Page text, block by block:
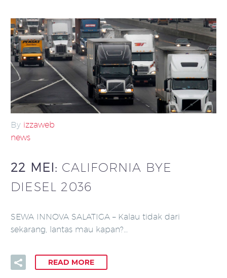
By izzaweb
news
22 MEI: CALIFORNIA BYE
DIESEL 2036
SEWA INNOVA SALATIGA – Kalau tidak dari
sekarang, lantas mau kapan?…
READ MORE